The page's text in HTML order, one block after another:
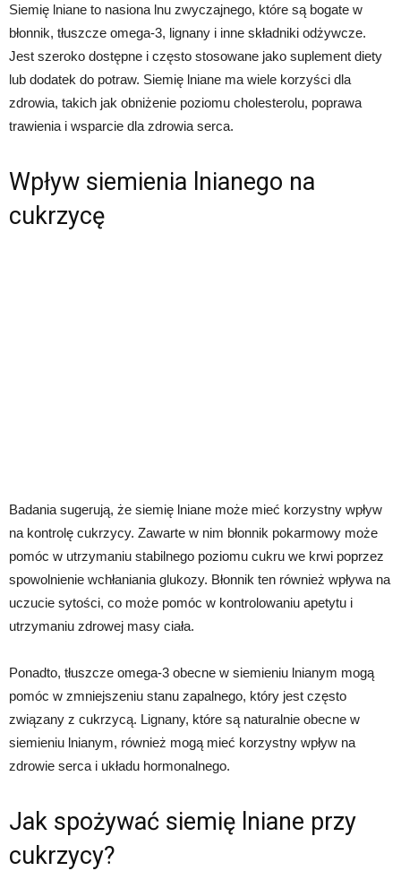
Siemię lniane to nasiona lnu zwyczajnego, które są bogate w
błonnik, tłuszcze omega-3, lignany i inne składniki odżywcze.
Jest szeroko dostępne i często stosowane jako suplement diety
lub dodatek do potraw. Siemię lniane ma wiele korzyści dla
zdrowia, takich jak obniżenie poziomu cholesterolu, poprawa
trawienia i wsparcie dla zdrowia serca.
Wpływ siemienia lnianego na
cukrzycę
Badania sugerują, że siemię lniane może mieć korzystny wpływ
na kontrolę cukrzycy. Zawarte w nim błonnik pokarmowy może
pomóc w utrzymaniu stabilnego poziomu cukru we krwi poprzez
spowolnienie wchłaniania glukozy. Błonnik ten również wpływa na
uczucie sytości, co może pomóc w kontrolowaniu apetytu i
utrzymaniu zdrowej masy ciała.
Ponadto, tłuszcze omega-3 obecne w siemieniu lnianym mogą
pomóc w zmniejszeniu stanu zapalnego, który jest często
związany z cukrzycą. Lignany, które są naturalnie obecne w
siemieniu lnianym, również mogą mieć korzystny wpływ na
zdrowie serca i układu hormonalnego.
Jak spożywać siemię lniane przy
cukrzycy?